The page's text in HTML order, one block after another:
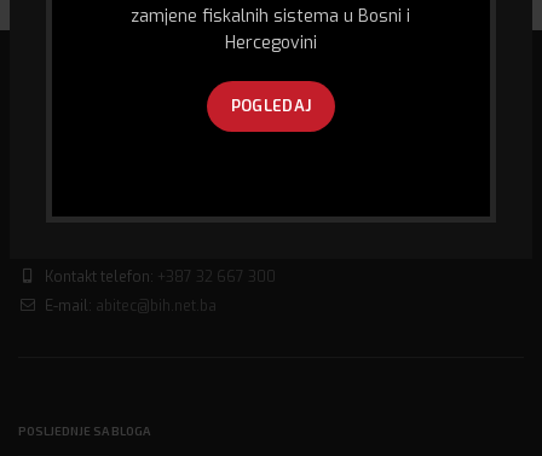
zamjene fiskalnih sistema u Bosni i
Hercegovini
POGLEDAJ
Mi smo specijalizirana firma u oblasti biro informacione tehnologije, kao
Husein Kapetana Gradaščevića,
Kontakt telefon: +387 32 667 300
E-mail: abitec@bih.net.ba
POSLJEDNJE SA BLOGA